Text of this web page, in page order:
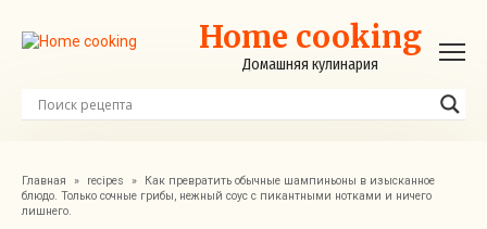
контенту
Home cooking
Домашняя кулинария
Главная » recipes »
Как превратить обычные шампиньоны в изысканное
блюдо. Только сочные грибы, нежный соус с пикантными нотками и ничего
лишнего.